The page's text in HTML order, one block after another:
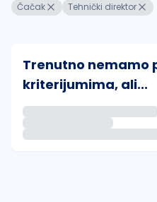
Čačak Tehnički direktor
Trenutno nemamo
kriterijumima, ali...